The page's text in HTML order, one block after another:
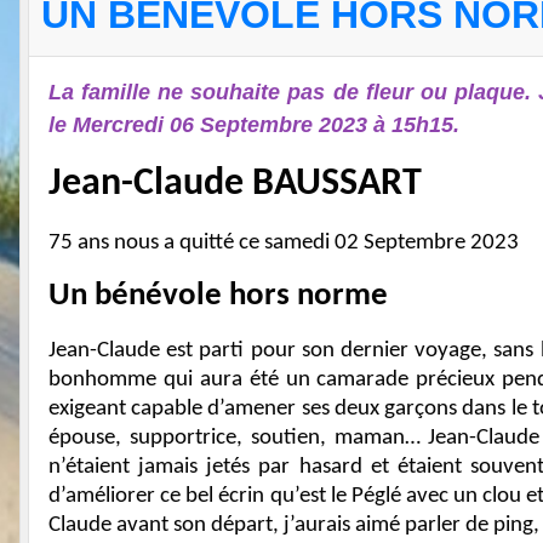
UN BENEVOLE HORS
La famille ne souhaite pas de fleur ou plaque.
le Mercredi 06 Septembre 2023 à 15h15.
Jean-Claude BAUSSART
75 ans nous a quitté ce samedi 02 Septembre 2023
Un bénévole hors norme
Jean-Claude est parti pour son dernier voyage,
bonhomme qui aura été un camarade précieux
exigeant capable d’amener ses deux garçons dans
épouse, supportrice, soutien, maman… Jean-
n’étaient jamais jetés par hasard et étaient
d’améliorer ce bel écrin qu’est le Péglé avec un
Claude avant son départ, j’aurais aimé parler de